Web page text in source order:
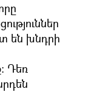
են խնդրի
Դեռ